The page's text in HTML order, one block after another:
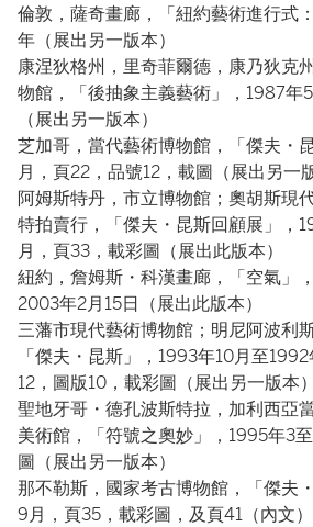
倫敦，薩奇畫廊，「紐約藝術進行式
年（展出另一版本）
康涅狄格州，里奇菲爾德，康乃狄克
物館，「後抽象主義藝術」，1987年
（展出另一版本）
芝加哥，當代藝術博物館，「傑夫・
月，頁22，品號12，載圖（展出另一
阿姆斯特丹，市立博物館；奧胡斯現
特拍賣行，「傑夫・昆斯回顧展」，
月，頁33，載彩圖（展出此版本）
紐約，詹姆斯・科漢畫廊，「空氣」
2003年2月15日（展出此版本）
三藩市現代藝術博物館；明尼阿波利
「傑夫・昆斯」，1993年10月至
12，圖版10，載彩圖（展出另一版本）
聖地牙哥・德孔波斯特拉，加利西亞
美術館，「符號之奧妙」，1995年3
圖（展出另一版本）
那不勒斯，國家考古博物館，「傑夫
9月，頁35，載彩圖，及頁41（內文）